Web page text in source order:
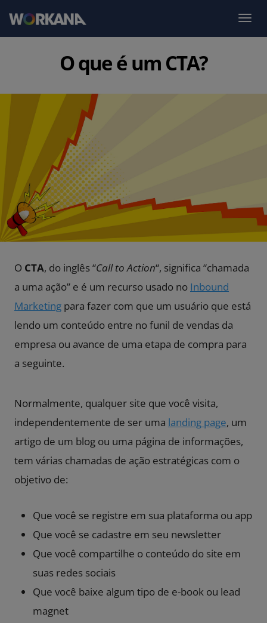
O que é um CTA?
O CTA, do inglês “Call to Action“, significa “chamada
a uma ação” e é um recurso usado no Inbound
Marketing para fazer com que um usuário que está
lendo um conteúdo entre no funil de vendas da
empresa ou avance de uma etapa de compra para
a seguinte.
Normalmente, qualquer site que você visita,
independentemente de ser uma landing page, um
artigo de um blog ou uma página de informações,
tem várias chamadas de ação estratégicas com o
objetivo de:
Que você se registre em sua plataforma ou app
Que você se cadastre em seu newsletter
Que você compartilhe o conteúdo do site em
suas redes sociais
Que você baixe algum tipo de e-book ou lead
magnet